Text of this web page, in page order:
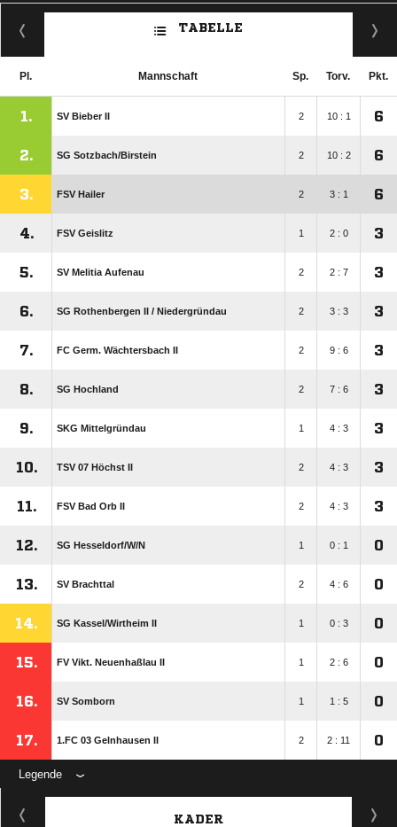
TABELLE
Pl. Mannschaft Sp. Torv. Pkt.
1. SV Bieber II 2 10 : 1 6
2. SG Sotzbach/​Birstein 2 10 : 2 6
3. FSV Hailer 2 3 : 1 6
4. FSV Geislitz 1 2 : 0 3
5. SV Melitia Aufenau 2 2 : 7 3
6. SG Rothenbergen II /​ Niedergründau 2 3 : 3 3
7. FC Germ. Wächtersbach II 2 9 : 6 3
8. SG Hochland 2 7 : 6 3
9. SKG Mittelgründau 1 4 : 3 3
10. TSV 07 Höchst II 2 4 : 3 3
11. FSV Bad Orb II 2 4 : 3 3
12. SG Hesseldorf/​W/​N 1 0 : 1 0
13. SV Brachttal 2 4 : 6 0
14. SG Kassel/​Wirtheim II 1 0 : 3 0
15. FV Vikt. Neuenhaßlau II 1 2 : 6 0
16. SV Somborn 1 1 : 5 0
17. 1.FC 03 Gelnhausen II 2 2 : 11 0
Legende
KADER